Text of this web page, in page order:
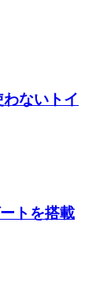
わないトイ
トを搭載